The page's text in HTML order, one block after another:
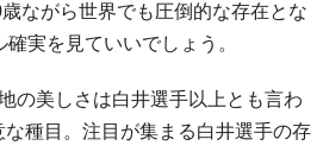
ながら世界でも圧倒的な存在とな
実を見ていいでしょう。
の美しさは白井選手以上とも言わ
種目。注目が集まる白井選手の存